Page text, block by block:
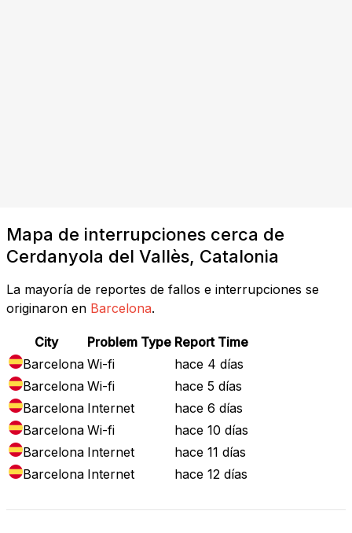
Mapa de interrupciones cerca de
Cerdanyola del Vallès, Catalonia
La mayoría de reportes de fallos e interrupciones se
originaron en Barcelona.
City Problem Type Report Time
Barcelona Wi-fi
hace 4 días
Barcelona Wi-fi
hace 5 días
Barcelona Internet
hace 6 días
Barcelona Wi-fi
hace 10 días
Barcelona Internet
hace 11 días
Barcelona Internet hace 12 días